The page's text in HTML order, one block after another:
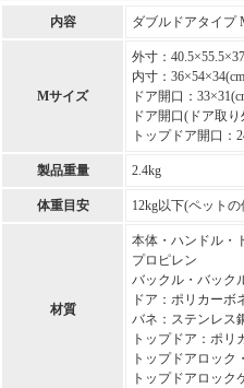
内容 ダブルドアタイプ
Mサイズ
外寸：
内寸：
ドア開口：
ドア開口(ドア取
トップドア開口：
製品重量 2.4kg
体重目安 12kg以下(ペット
材質
本体・ハンドル・
プロピレン
バックル・バック
ドア：ポリカーボ
バネ：ステンレス
トップドア：ポリ
トップドアロック
トップドアロック